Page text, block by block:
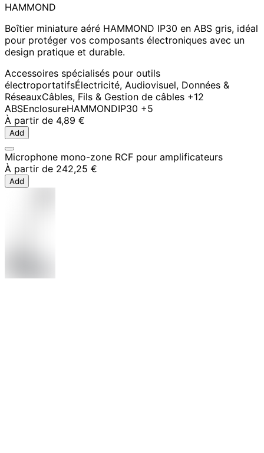
HAMMOND
Boîtier miniature aéré HAMMOND IP30 en ABS gris, idéal
pour protéger vos composants électroniques avec un
design pratique et durable.
Accessoires spécialisés pour outils
électroportatifsÉlectricité, Audiovisuel, Données &
RéseauxCâbles, Fils & Gestion de câbles +12
ABSEnclosureHAMMONDIP30 +5
À partir de 4,89 €
Add
Microphone mono-zone RCF pour amplificateurs
À partir de 242,25 €
Add